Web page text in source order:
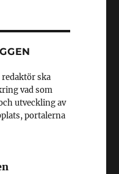
ska
vad som
utveckling av
portalerna